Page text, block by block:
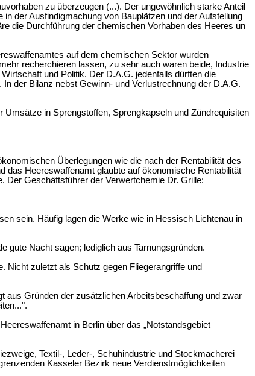
zu überzeugen (...). Der ungewöhnlich starke Anteil
der Ausfindigmachung von Bauplätzen und der Aufstellung
die Durchführung der chemischen Vorhaben des Heeres un
auf dem chemischen Sektor wurden
recherchieren lassen, zu sehr auch waren beide, Industrie
und Politik. Der D.A.G. jedenfalls dürften die
der Bilanz nebst Gewinn- und Verlustrechnung der D.A.G.
in Sprengstoffen, Sprengkapseln und Zündrequisiten
Überlegungen wie die nach der Rentabilität des
das Heereswaffenamt glaubte auf ökonomische Rentabilität
Der Geschäftsführer der Verwertchemie Dr. Grille:
sein. Häufig lagen die Werke wie in Hessisch Lichtenau in
gute Nacht sagen; lediglich aus Tarnungsgründen.
Nicht zuletzt als Schutz gegen Fliegerangriffe und
aus Gründen der zusätzlichen Arbeitsbeschaffung und zwar
in Berlin über das „Notstandsgebiet
Textil-, Leder-, Schuhindustrie und Stockmacherei
Kasseler Bezirk neue Verdienstmöglichkeiten